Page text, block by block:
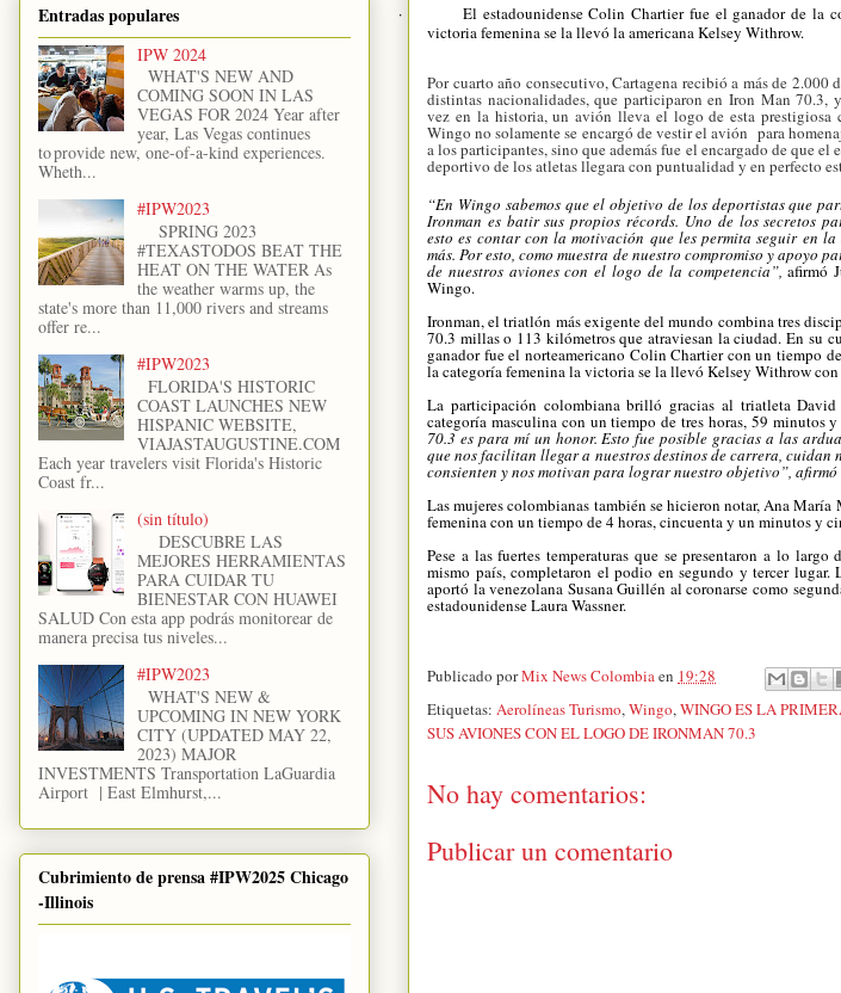
·
El estadounidense Colin Chartier fue el ganador de la
victoria femenina se la llevó la americana Kelsey Withrow.
Por cuarto año consecutivo, Cartagena recibió a más de 2.000
distintas nacionalidades, que participaron en Iron Man 70.3,
vez en la historia, un avión lleva el logo de esta prestigiosa
Wingo no solamente se encargó de vestir el avión para
a los participantes, sino que además fue el encargado de que el
deportivo de los atletas llegara con puntualidad y en perfecto
“En Wingo sabemos que el objetivo de los deportistas que
Ironman es batir sus propios récords. Uno de los secretos
esto es contar con la motivación que les permita seguir en
más. Por esto, como muestra de nuestro compromiso y apoyo
de nuestros aviones con el logo de la competencia”,afirmó
Wingo.
Ironman, el triatlón más exigente del mundo combina tres
70.3 millas o 113 kilómetros que atraviesan la ciudad. En su
ganador fue el norteamericano Colin Chartier con un tiempo
la categoría femenina la victoria se la llevó Kelsey Withrow
La participación colombiana brilló gracias al triatleta
categoría masculina con un tiempo de tres horas, 59 minutos
70.3 es para mí un honor. Esto fue posible gracias a las
que nos facilitan llegar a nuestros destinos de carrera, cuidan
consienten y nos motivan para lograr nuestro objetivo”,
Las mujeres colombianas también se hicieron notar, Ana
femenina con un tiempo de 4 horas, cincuenta y un minutos y
Pese a las fuertes temperaturas que se presentaron a lo largo
mismo país, completaron el podio en segundo y tercer
aportó la venezolana Susana Guillén al coronarse como
estadounidense Laura Wassner.
Publicado porMix News Colombiaen 19:28
Etiquetas: Aerolíneas Turismo,Wingo,WINGO ES LA
SUS AVIONES CON EL LOGO DE IRONMAN 70.3
No hay comentarios:
Publicar un comentario
Entradas populares
IPW 2024
WHAT'S NEW AND
COMING SOON IN LAS
VEGAS FOR 2024 Year after
year, Las Vegas continues
to provide new, one-of-a-kind experiences.
Wheth...
#IPW2023
SPRING 2023
#TEXASTODOS BEAT THE
HEAT ON THE WATER As
the weather warms up, the
state's more than 11,000 rivers and streams
offer re...
#IPW2023
FLORIDA'S HISTORIC
COAST LAUNCHES NEW
HISPANIC WEBSITE,
VIAJASTAUGUSTINE.COM
Each year travelers visit Florida's Historic
Coast fr...
(sin título)
DESCUBRE LAS
MEJORES HERRAMIENTAS
PARA CUIDAR TU
BIENESTAR CON HUAWEI
SALUD Con esta app podrás monitorear de
manera precisa tus niveles...
#IPW2023
WHAT'S NEW &
UPCOMING IN NEW YORK
CITY (UPDATED MAY 22,
2023) MAJOR
INVESTMENTS Transportation LaGuardia
Airport | East Elmhurst,...
Cubrimiento de prensa #IPW2025 Chicago
-Illinois